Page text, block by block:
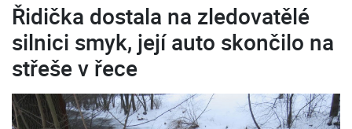
Řidička dostala na zledovatělé
silnici smyk, její auto skončilo na
střeše v řece